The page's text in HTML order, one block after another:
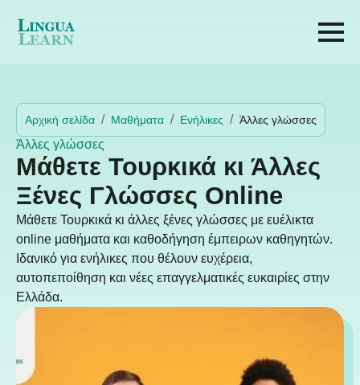
Αρχική σελίδα Μαθήματα Ενήλικες Άλλες γλώσσες
Άλλες γλώσσες
Μάθετε Τουρκικά κι Άλλες
Ξένες Γλώσσες Online
Μάθετε Τουρκικά κι άλλες ξένες γλώσσες με ευέλικτα
online μαθήματα και καθοδήγηση έμπειρων καθηγητών.
Ιδανικό για ενήλικες που θέλουν ευχέρεια,
αυτοπεποίθηση και νέες επαγγελματικές ευκαιρίες στην
Ελλάδα.